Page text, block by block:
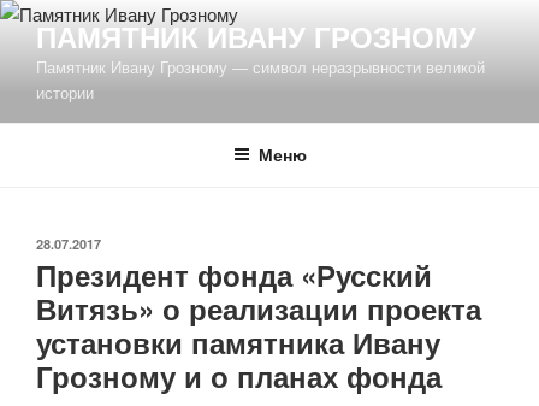
Перейти
содержимому
ПАМЯТНИК ИВАНУ ГРОЗНОМУ
Памятник Ивану Грозному — символ неразрывности великой
истории
Меню
ОПУБЛИКОВАНО
28.07.2017
Президент фонда «Русский
Витязь» о реализации проекта
установки памятника Ивану
Грозному и о планах фонда